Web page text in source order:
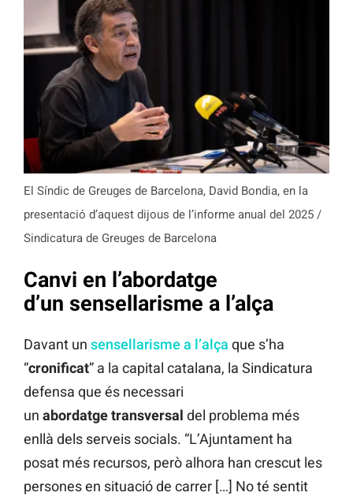
El Síndic de Greuges de Barcelona, David Bondia, en la
presentació d’aquest dijous de l’informe anual del 2025 /
Sindicatura de Greuges de Barcelona
Canvi en l’abordatge
d’un sensellarisme a l’alça
Davant un sensellarisme a l’alça que s’ha
“cronificat” a la capital catalana, la Sindicatura
defensa que és necessari
un abordatgetransversal del problema més
enllà dels serveis socials. “L’Ajuntament ha
posat més recursos, però alhora han crescut les
persones en situació de carrer […] No té sentit